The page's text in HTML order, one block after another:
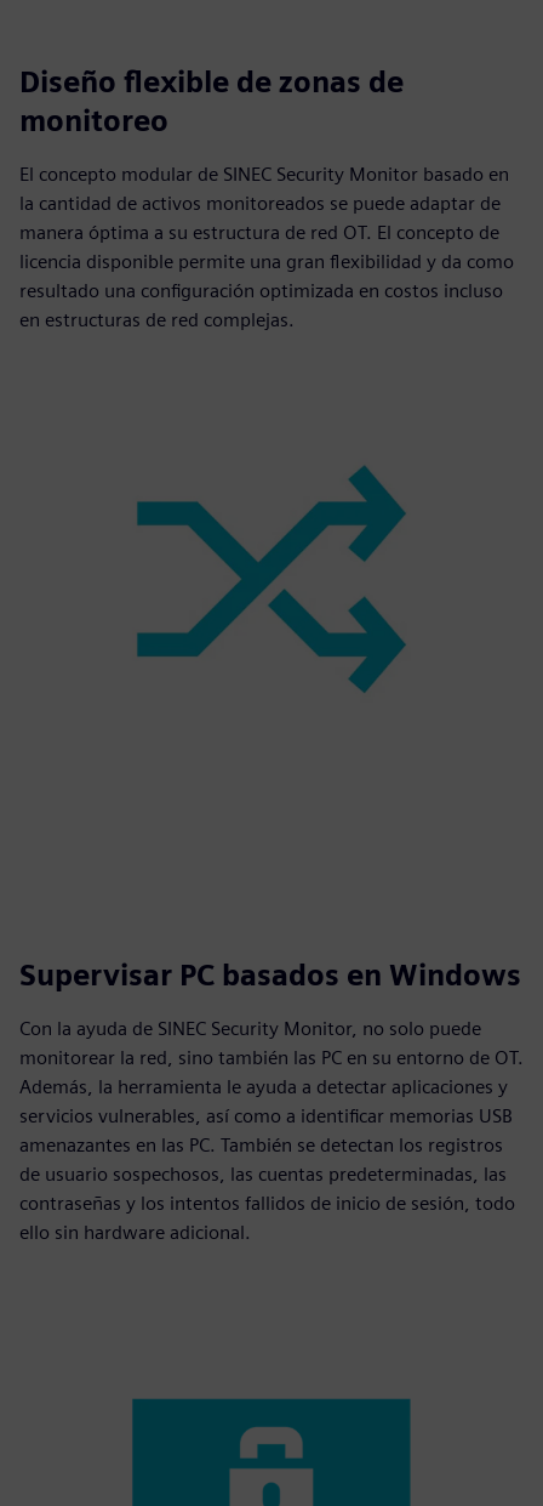
Diseño flexible de zonas de
monitoreo
El concepto modular de SINEC Security Monitor basado en
la cantidad de activos monitoreados se puede adaptar de
manera óptima a su estructura de red OT. El concepto de
licencia disponible permite una gran flexibilidad y da como
resultado una configuración optimizada en costos incluso
en estructuras de red complejas.
Supervisar PC basados en Windows
Con la ayuda de SINEC Security Monitor, no solo puede
monitorear la red, sino también las PC en su entorno de OT.
Además, la herramienta le ayuda a detectar aplicaciones y
servicios vulnerables, así como a identificar memorias USB
amenazantes en las PC. También se detectan los registros
de usuario sospechosos, las cuentas predeterminadas, las
contraseñas y los intentos fallidos de inicio de sesión, todo
ello sin hardware adicional.